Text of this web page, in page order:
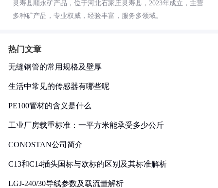
灵寿县顺永矿产品，位于河北石家庄灵寿县，2023年成立，主营
多种矿产品，专业权威，经验丰富，服务多领域。
热门文章
无缝钢管的常用规格及壁厚
生活中常见的传感器有哪些呢
PE100管材的含义是什么
工业厂房载重标准：一平方米能承受多少公斤
CONOSTAN公司简介
C13和C14插头国标与欧标的区别及其标准解析
LGJ-240/30导线参数及载流量解析